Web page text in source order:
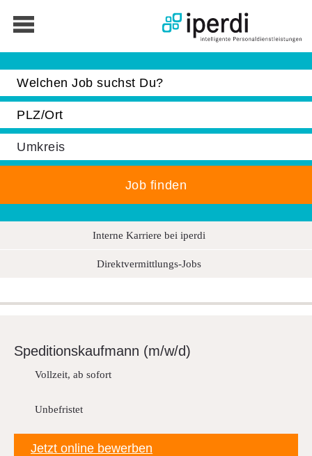
Interne Karriere bei iperdi
Direktvermittlungs-Jobs
Spedi­ti­ons­kauf­mann (m/w/d)
Vollzeit, ab sofort
Unbefristet
Jetzt online bewerben
Jobbörse
Bewerber
Unternehmen
Über iperdi
FAQ
Sitemap
Datenschutz